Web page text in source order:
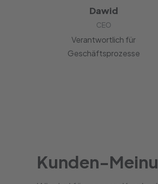
Dawid
CEO
Verantwortlich für
Geschäftsprozesse
Kunden-
"Der ganze Ablauf war